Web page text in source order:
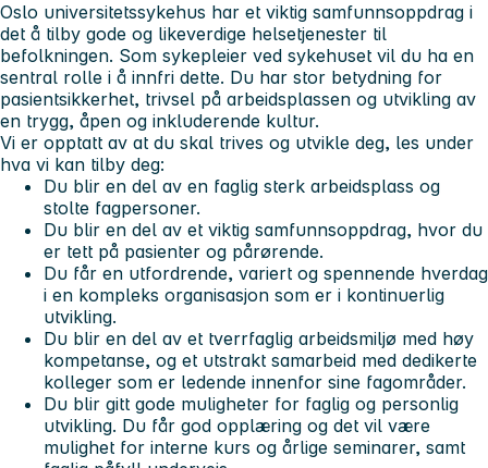
Oslo universitetssykehus har et viktig samfunnsoppdrag i
det å tilby gode og likeverdige helsetjenester til
befolkningen. Som sykepleier ved sykehuset vil du ha en
sentral rolle i å innfri dette. Du har stor betydning for
pasientsikkerhet, trivsel på arbeidsplassen og utvikling av
en trygg, åpen og inkluderende kultur.
Vi er opptatt av at du skal trives og utvikle deg, les under
hva vi kan tilby deg:
Du blir en del av en faglig sterk arbeidsplass og
stolte fagpersoner.
Du blir en del av et viktig samfunnsoppdrag, hvor du
er tett på pasienter og pårørende.
Du får en utfordrende, variert og spennende hverdag
i en kompleks organisasjon som er i kontinuerlig
utvikling.
Du blir en del av et tverrfaglig arbeidsmiljø med høy
kompetanse, og et utstrakt samarbeid med dedikerte
kolleger som er ledende innenfor sine fagområder.
Du blir gitt gode muligheter for faglig og personlig
utvikling. Du får god opplæring og det vil være
mulighet for interne kurs og årlige seminarer, samt